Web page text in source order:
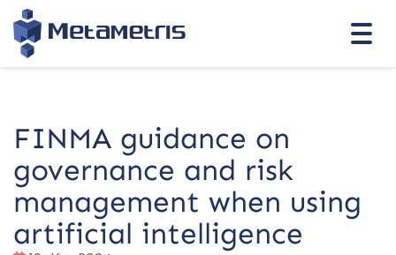
FINMA guidance on
governance and risk
management when using
artificial intelligence